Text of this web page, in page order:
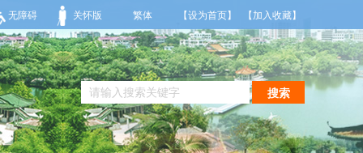
】今晚到明天白天，阴天间多云，有雷阵雨，局部大雨，东南风2～3级，气温25
无障碍 关怀版 繁体 【设为首页】 【加入收藏】
搜索